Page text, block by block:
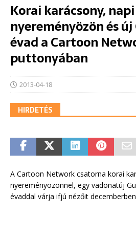
Korai karácsony, napi
nyereményözön és
évad a Cartoon
puttonyában
2013-04-18
HIRDETÉS
A Cartoon Network csatorna korai
nyereményözönnel, egy vadonatúj
évaddal várja ifjú nézőit